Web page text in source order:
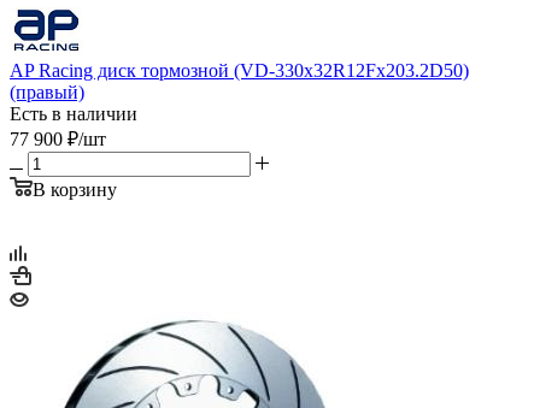
AP Racing диск тормозной (VD-330x32R12Fx203.2D50)
(правый)
Есть в наличии
77 900 ₽/шт
В корзину